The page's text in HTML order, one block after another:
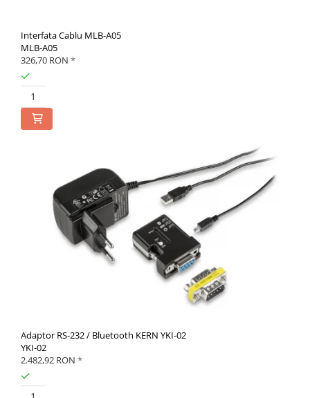
Unitate contrast de faza
Unitate fluorescenta
Standard calibrare
Scala aditionala refractometru
Produse noi
Interfata Cablu MLB-A05
MLB-A05
326,70 RON *
Adaptor RS-232 / Bluetooth KERN YKI-02
YKI-02
2.482,92 RON *